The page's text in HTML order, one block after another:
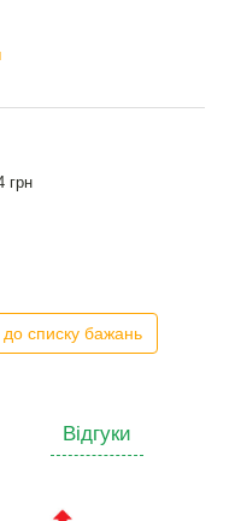
грн
списку бажань
Відгуки